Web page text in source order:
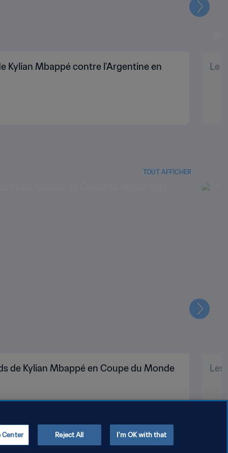
Kylian Mbappé contre l'Argentine en
Le
Suivant
TOUT AFFICHER
de Kylian Mbappé en Coupe du Monde
Les
Suivant
Center Reject All I'm OK with that